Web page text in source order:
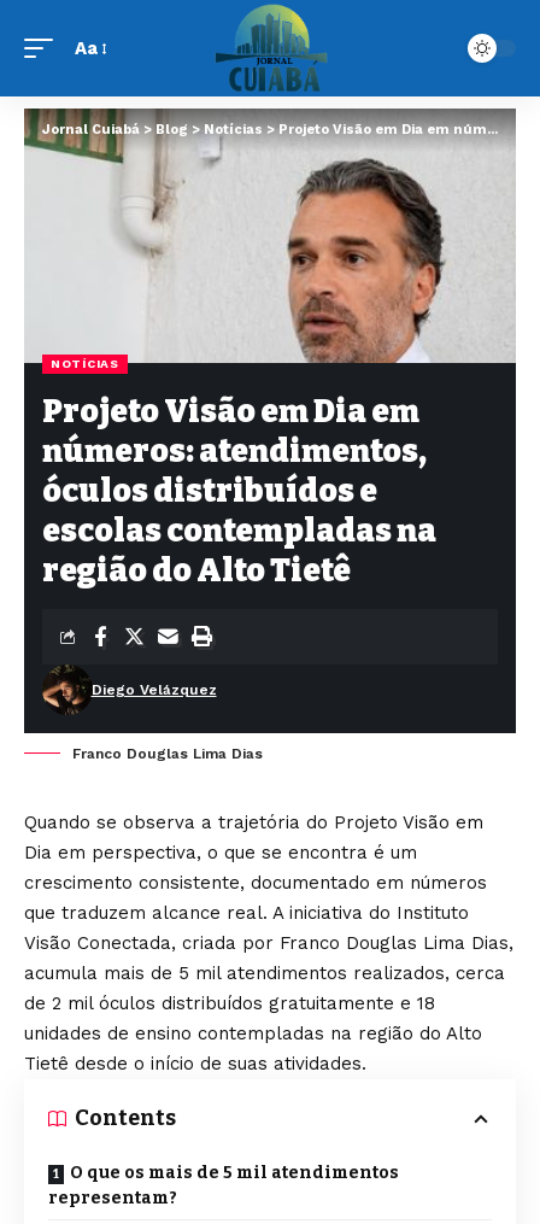
Aa
Jornal Cuiabá> Blog>Notícias>Projeto Visão em Dia em números: atendimentos, óculos distribuídos e escolas contempladas na região do Alto Tietê
NOTÍCIAS
Projeto Visão em Dia em
números: atendimentos,
óculos distribuídos e
escolas contempladas na
região do Alto Tietê
Diego Velázquez
Franco Douglas Lima Dias
Quando se observa a trajetória do Projeto Visão em
Dia em perspectiva, o que se encontra é um
crescimento consistente, documentado em números
que traduzem alcance real. A iniciativa do Instituto
Visão Conectada, criada por Franco Douglas Lima Dias,
acumula mais de 5 mil atendimentos realizados, cerca
de 2 mil óculos distribuídos gratuitamente e 18
unidades de ensino contempladas na região do Alto
Tietê desde o início de suas atividades.
Contents
O que os mais de 5 mil atendimentos
representam?